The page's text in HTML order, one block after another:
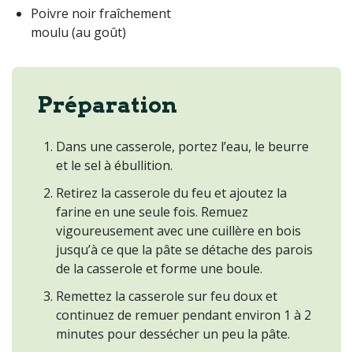
Poivre noir fraîchement
moulu (au goût)
Préparation
Dans une casserole, portez l’eau, le beurre
et le sel à ébullition.
Retirez la casserole du feu et ajoutez la
farine en une seule fois. Remuez
vigoureusement avec une cuillère en bois
jusqu’à ce que la pâte se détache des parois
de la casserole et forme une boule.
Remettez la casserole sur feu doux et
continuez de remuer pendant environ 1 à 2
minutes pour dessécher un peu la pâte.